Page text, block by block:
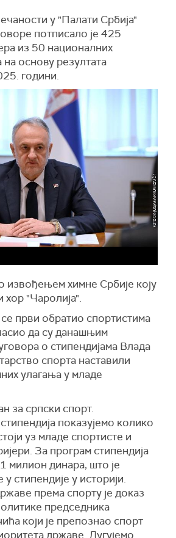
у "Палати Србија"
потписало је 425
из 50 националних
на основу резултата
години.
извођењем химне Србије коју
хор "Чаролија".
први обратио спортистима
да су данашњим
о стипендијама Влада
спорта наставили
улагања у младе
за српски спорт.
показујемо колико
уз младе спортисте и
За програм стипендија
милион динара, што је
у стипендије у историји.
према спорту је доказ
председника
који је препознао спорт
државе. Дугујемо